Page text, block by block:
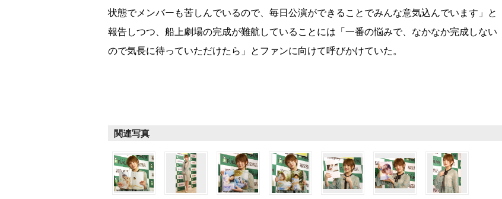
状態でメンバーも苦しんでいるので、毎日公演ができることでみんな意気込んでいます」と
報告しつつ、船上劇場の完成が難航していることには「一番の悩みで、なかなか完成しない
ので気長に待っていただけたら」とファンに向けて呼びかけていた。
関連写真